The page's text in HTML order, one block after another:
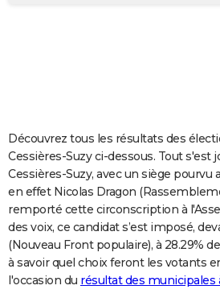
Carte de Noël
Carte Bonne année
Carte Saint-Valentin
Carte Pâques
Carte d'anniversaire
DICTIONNAIRE
Dictionnaire
Biographies
Citations
Expressions
Proverbes
PROGRAMME TV
COPAINS D'AVANT
S'inscrire
Se connecter
Lycées
Collèges
Primaires
Universités
Entreprises
Service militaire
Avis de recherche
AVIS DE DÉCÈS
FORUM
Découvrez tous les résultats des
Cessières-Suzy ci-dessous. Tout s'est
Cessières-Suzy, avec un siège pourvu
en effet Nicolas Dragon
remporté cette circonscription à
des voix, ce candidat s’est imposé,
(Nouveau Front populaire), à 28.29%
à savoir quel choix feront les votants
l'occasion du résultat des municipales